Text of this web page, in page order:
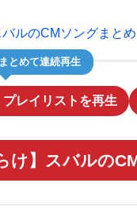
ルのCMソングまとめ
プレイリストを再生
まとめて連続再生
け】スバルの